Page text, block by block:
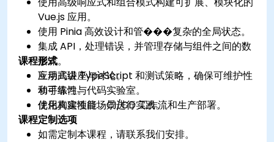
Vue.js 应用。
使用 Pinia 高效设计和管���复杂的全局状态。
集成 API，处理错误，并管理存储与组件之间的数
据流。
应用高级 TypeScript 和测试策略，确保可维护性
和可靠性。
优化构建性能、CI/CD 工作流和生产部署。
课程形式
互动式讲座与讨论。
动手练习与代码实验室。
使用真实项目场景进行实践。
课程定制选项
如需定制本课程，请联系我们安排。